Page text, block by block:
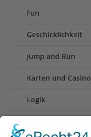
Fun
Geschicklichkeit
Jump and Run
Karten und Casino
Logik